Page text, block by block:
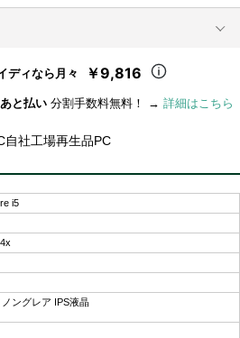
ディなら月々 ￥9,816
と払い 分割手数料無料！ → 詳細はこちら
自社工場再生品PC
i5
ノングレア IPS液晶